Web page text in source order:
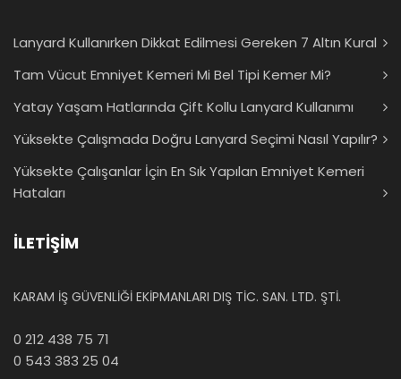
Lanyard Kullanırken Dikkat Edilmesi Gereken 7 Altın Kural
Tam Vücut Emniyet Kemeri Mi Bel Tipi Kemer Mi?
Yatay Yaşam Hatlarında Çift Kollu Lanyard Kullanımı
Yüksekte Çalışmada Doğru Lanyard Seçimi Nasıl Yapılır?
Yüksekte Çalışanlar İçin En Sık Yapılan Emniyet Kemeri
Hataları
İLETİŞİM
KARAM İŞ GÜVENLİĞİ EKİPMANLARI DIŞ TİC. SAN. LTD. ŞTİ.
0 212 438 75 71
0 543 383 25 04